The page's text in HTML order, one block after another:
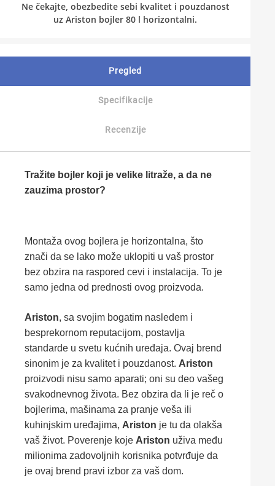
Ne čekajte, obezbedite sebi kvalitet i pouzdanost
uz Ariston bojler 80 l horizontalni.
Pregled
Specifikacije
Recenzije
Tražite bojler koji je velike litraže, a da ne
zauzima prostor?
Montaža ovog bojlera je horizontalna, što
znači da se lako može uklopiti u vaš prostor
bez obzira na raspored cevi i instalacija. To je
samo jedna od prednosti ovog proizvoda.
Ariston, sa svojim bogatim nasledem i
besprekornom reputacijom, postavlja
standarde u svetu kućnih uređaja. Ovaj brend
sinonim je za kvalitet i pouzdanost. Ariston
proizvodi nisu samo aparati; oni su deo vašeg
svakodnevnog života. Bez obzira da li je reč o
bojlerima, mašinama za pranje veša ili
kuhinjskim uređajima, Ariston je tu da olakša
vaš život. Poverenje koje Ariston uživa među
milionima zadovoljnih korisnika potvrđuje da
je ovaj brend pravi izbor za vaš dom.